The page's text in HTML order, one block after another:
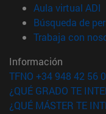
Aula virtual ADI
Búsqueda de
Trabaja con
Información
TFNO +34 948 42 56
¿QUÉ GRADO TE
¿QUÉ MÁSTER TE